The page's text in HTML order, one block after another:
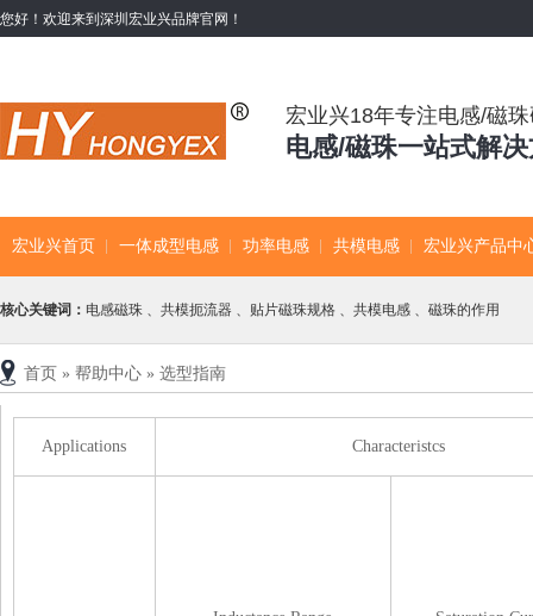
您好！欢迎来到深圳宏业兴品牌官网！
宏业兴18年专注电感/磁
电感/磁珠一站式解
宏业兴首页 一体成型电感 功率电感 共模电感 宏业兴产品中
核心关键词： 电感磁珠 、 共模扼流器 、 贴片磁珠规格 、 共模电感 、 磁珠的作用
首页 » 帮助中心 » 选型指南
Applications Characteristcs